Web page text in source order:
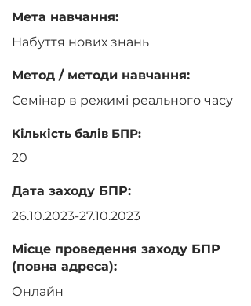
Мета навчання:
Набуття нових знань
Метод / методи навчання:
Семінар в режимі реального часу
Кількість балів БПР:
20
Дата заходу БПР:
26.10.2023-27.10.2023
Місце проведення заходу БПР
(повна адреса):
Онлайн